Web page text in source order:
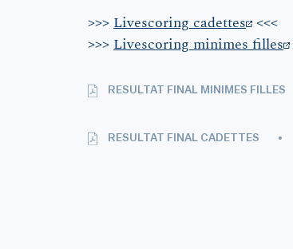
>>> Livescoring cadettes
<<<
>>> Livescoring minimes filles
RESULTAT FINAL MINIMES FILLES
RESULTAT FINAL CADETTES